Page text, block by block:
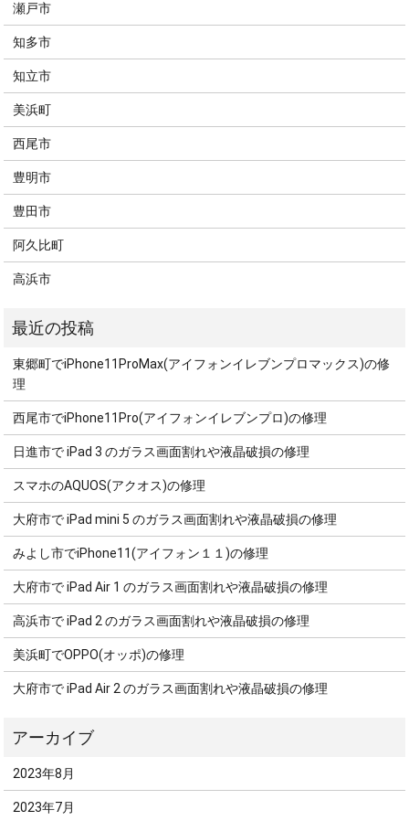
瀬戸市
知多市
知立市
美浜町
西尾市
豊明市
豊田市
阿久比町
高浜市
東郷町でiPhone11ProMax(アイフォンイレブンプロマックス)の修
理
西尾市でiPhone11Pro(アイフォンイレブンプロ)の修理
日進市で iPad 3 のガラス画面割れや液晶破損の修理
スマホのAQUOS(アクオス)の修理
大府市で iPad mini 5 のガラス画面割れや液晶破損の修理
みよし市でiPhone11(アイフォン１１)の修理
大府市で iPad Air 1 のガラス画面割れや液晶破損の修理
高浜市で iPad 2 のガラス画面割れや液晶破損の修理
美浜町でOPPO(オッポ)の修理
大府市で iPad Air 2 のガラス画面割れや液晶破損の修理
2023年8月
2023年7月